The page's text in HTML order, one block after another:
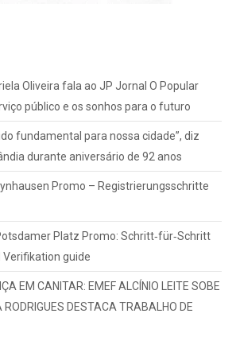
Oliveira fala ao JP Jornal O Popular
público e os sonhos para o futuro
fundamental para nossa cidade”, diz
durante aniversário de 92 anos
Promo – Registrierungsschritte
Platz Promo: Schritt‑für‑Schritt
Verifikation guide
EM CANITAR: EMEF ALCÍNIO LEITE SOBE
RODRIGUES DESTACA TRABALHO DE